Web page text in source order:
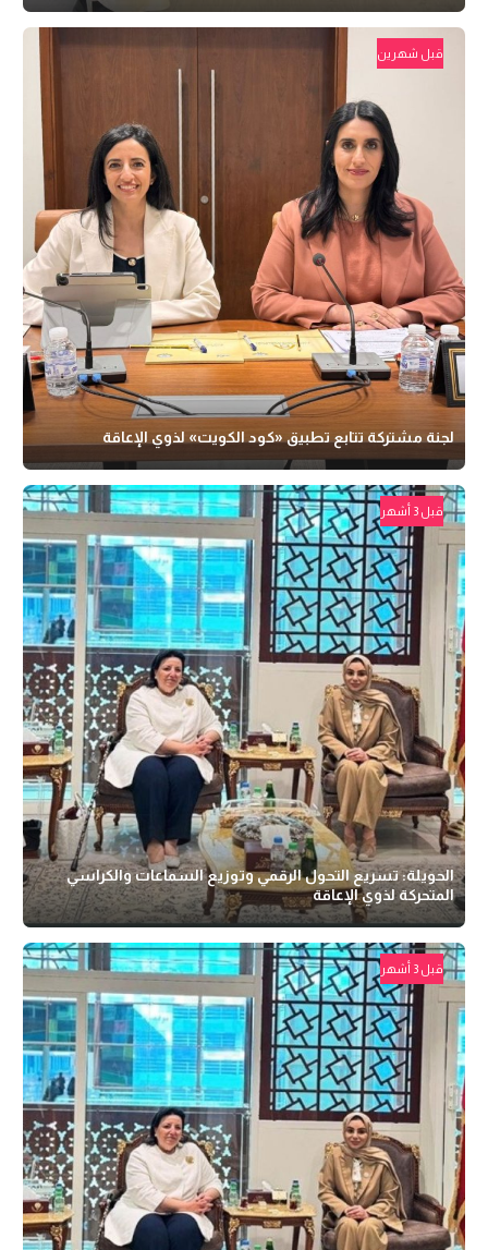
قبل شهرين
لجنة مشتركة تتابع تطبيق «كود الكويت» لذوي الإعاقة
قبل 3 أشهر
الحويلة: تسريع التحول الرقمي وتوزيع السماعات والكراسي
المتحركة لذوي الإعاقة
قبل 3 أشهر